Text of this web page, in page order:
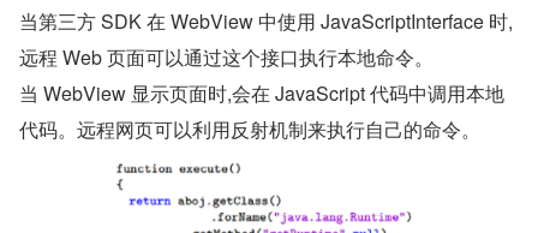
当第三方 SDK 在 WebView 中使用 JavaScriptInterface 时,
远程 Web 页面可以通过这个接口执行本地命令。
当 WebView 显示页面时,会在 JavaScript 代码中调用本地
代码。远程网页可以利用反射机制来执行自己的命令。